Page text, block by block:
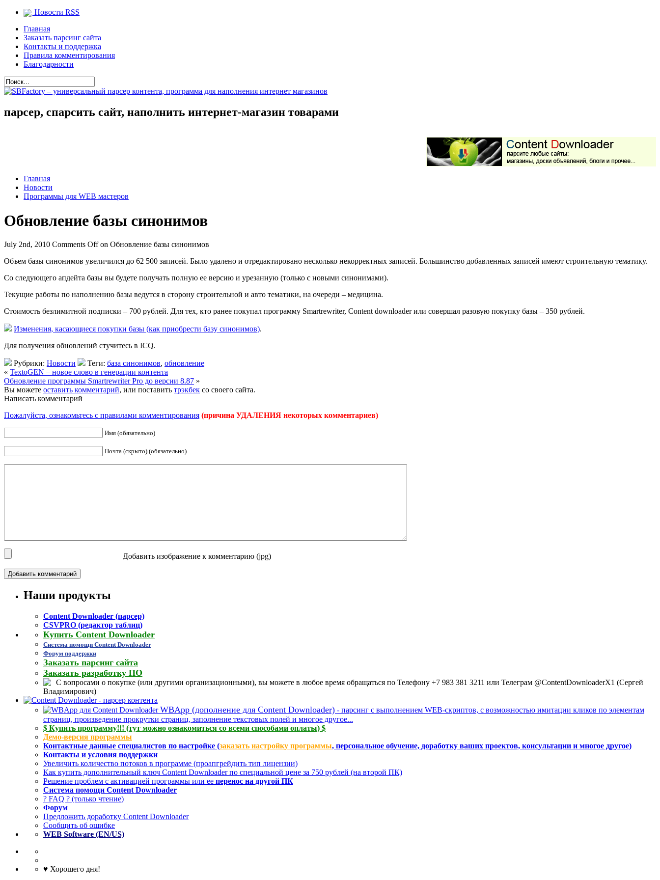
Новости RSS
Главная
Заказать парсинг сайта
Контакты и поддержка
Правила комментирования
Благодарности
парсер, спарсить сайт, наполнить интернет-магазин товарами
Главная
Новости
Программы для WEB мастеров
Обновление базы синонимов
July 2nd, 2010 Comments Offon Обновление базы синонимов
Объем базы синонимов увеличился до 62 500 записей. Было удалено и отредактировано несколько некорректных записей. Большинство добавленных записей имеют строительную тематику.
Со следующего апдейта базы вы будете получать полную ее версию и урезанную (только с новыми синонимами).
Текущие работы по наполнению базы ведутся в сторону строительной и авто тематики, на очереди – медицина.
Стоимость безлимитной подписки – 700 рублей. Для тех, кто ранее покупал программу Smartrewriter, Content downloader или совершал разовую покупку базы – 350 рублей.
Изменения, касающиеся покупки базы (как приобрести базу синонимов).
Для получения обновлений стучитесь в ICQ.
Рубрики: Новости Теги: база синонимов, обновление
« TextoGEN – новое слово в генерации контента
Обновление программы Smartrewriter Pro до версии 8.87 »
Вы можете оставить комментарий, или поставить трэкбек со своего сайта.
Написать комментарий
Пожалуйста, ознакомьтесь с правилами комментирования (причина УДАЛЕНИЯ некоторых комментариев)
Имя (обязательно)
Почта (скрыто) (обязательно)
Добавить изображение к комментарию (jpg)
Наши продукты
Content Downloader (парсер)
CSVPRO (редактор таблиц)
Купить Content Downloader
Система помощи Content Downloader
Форум поддержки
Заказать парсинг сайта
Заказать разработку ПО
С вопросами о покупке (или другими организационными), вы можете в любое время обращаться по Телефону +7 983 381 3211 или Телеграм @ContentDownloaderX1 (Сергей
Владимирович)
WBApp (дополнение для Content Downloader) - парсинг с выполнением WEB-скриптов, с возможностью имитации кликов по элементам
страниц, произведение прокрутки страниц, заполнение текстовых полей и многое другое...
$ Купить программу!!! (тут можно ознакомиться со всеми способами оплаты) $
Демо-версия программы
Контактные данные специалистов по настройке (заказать настройку программы, персональное обучение, доработку ваших проектов, консультации и многое другое)
Контакты и условия поддержки
Увеличить количество потоков в программе (проапгрейдить тип лицензии)
Как купить дополнительный ключ Content Downloader по специальной цене за 750 рублей (на второй ПК)
Решение проблем с активацией программы или ее перенос на другой ПК
Система помощи Content Downloader
? FAQ ? (только чтение)
Форум
Предложить доработку Content Downloader
Сообщить об ошибке
WEB Software (EN/US)
♥ Хорошего дня!